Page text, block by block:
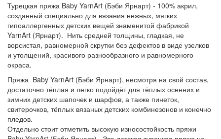
Турецкая пряжа Baby YarnArt (Бэби Ярнарт) - 100% акрил,
созданный специально для вязания нежных, мягких
гипоаллергенных детских вещей знаменитой фабрикой
YarnArt (Ярнарт). Нить средней толщины, гладкая, не
ворсистая, равномерной скрутки без дефектов в виде узелков
и утолщений, красивого разнообразного и равномерного
окраса.
Пряжа Baby YarnArt (Бэби Ярнарт), несмотря на свой состав,
достаточно тёплая и легко подойдёт для тёплых осенних и
зимних детских шапочек и шарфов, а также пинеток,
свитерочков, тёплых вязаных детских комбинезонов и конечно
пледов.
Отдельно стоит отметить высокую износостойкость пряжи